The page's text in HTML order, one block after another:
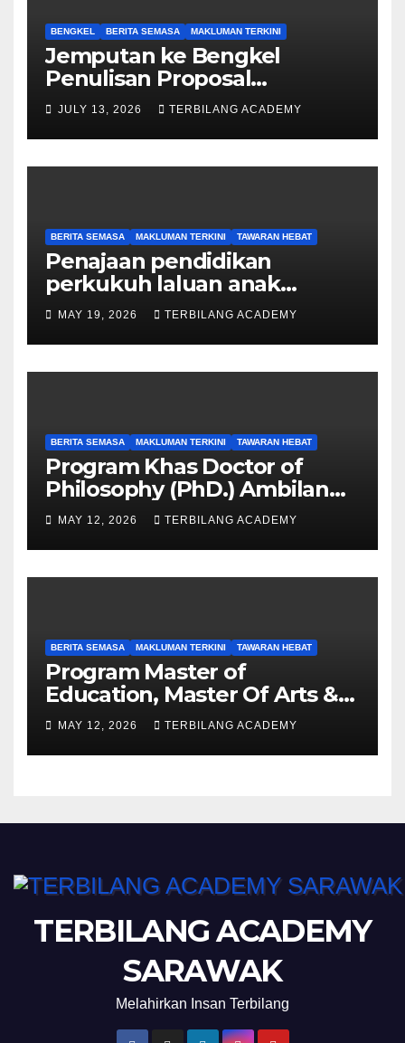
BENGKEL BERITA SEMASA MAKLUMAN TERKINI
Jemputan ke Bengkel
Penulisan Proposal
Permohonan Kemasukan
Program Khas Doktor
Falsafah (PhD).
JULY 13, 2026 TERBILANG ACADEMY
BERITA SEMASA MAKLUMAN TERKINI TAWARAN HEBAT
Penajaan pendidikan
perkukuh laluan anak
Sarawak ke peringkat
Sarjana, PhD
MAY 19, 2026 TERBILANG ACADEMY
BERITA SEMASA MAKLUMAN TERKINI TAWARAN HEBAT
Program Khas Doctor of
Philosophy (PhD.) Ambilan
September 2026 Kini Dibuka
MAY 12, 2026 TERBILANG ACADEMY
BERITA SEMASA MAKLUMAN TERKINI TAWARAN HEBAT
Program Master of
Education, Master Of Arts &
Master of Science UPSI
Ambilan September 2026
Kini Dibuka
MAY 12, 2026 TERBILANG ACADEMY
TERBILANG ACADEMY
SARAWAK
Melahirkan Insan Terbilang